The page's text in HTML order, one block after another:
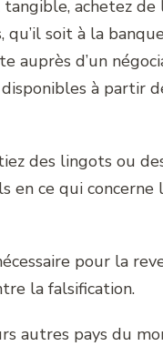
achetez de
qu’il soit à la
auprès d’un
à partir
des lingots ou
en ce qui
pour la
la falsification.
autres pays du